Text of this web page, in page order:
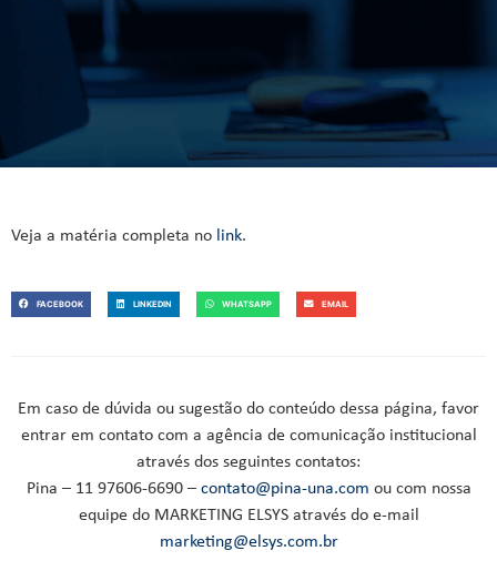
Veja a matéria completa no link.
FACEBOOK LINKEDIN WHATSAPP EMAIL
Em caso de dúvida ou sugestão do conteúdo dessa página, favor
entrar em contato com a agência de comunicação institucional
através dos seguintes contatos:
Pina – 11 97606-6690 – contato@pina-una.com ou com nossa
equipe do MARKETING ELSYS através do e-mail
marketing@elsys.com.br